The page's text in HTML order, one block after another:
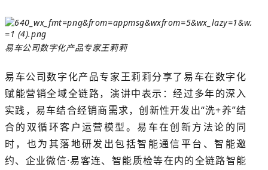
易车公司数字化产品专家王莉莉
易车公司数字化产品专家王莉莉分享了易车在数字化
赋能营销全域全链路，演讲中表示：经过多年的深入
实践，易车结合经销商需求，创新性开发出“洗+养”结
合的双循环客户运营模型。易车在创新方法论的同
时，也为其落地研发出包括智能通信平台、智能邀
约、企业微信·易客连、智能质检等在内的全链路智能